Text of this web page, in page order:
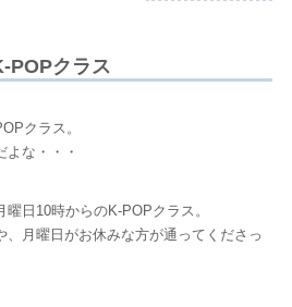
POPクラス
クラス。
な・・・
日10時からのK-POPクラス。
、月曜日がお休みな方が通ってくださっ